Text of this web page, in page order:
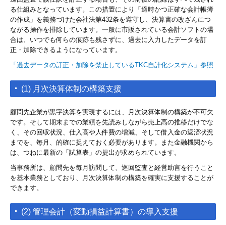
る仕組みとなっています。この措置により「適時かつ正確な会計帳簿
の作成」を義務づけた会社法第432条を遵守し、決算書の改ざんにつ
ながる操作を排除しています。一般に市販されている会計ソフトの場
合は、いつでも何らの痕跡も残さずに、過去に入力したデータを訂
正・加除できるようになっています。
「過去データの訂正・加除を禁止しているTKC自計化システム」参照
(1) 月次決算体制の構築支援
顧問先企業が黒字決算を実現するには、月次決算体制の構築が不可欠
です。そして期末までの業績を先読みしながら売上高の推移だけでな
く、その回収状況、仕入高や人件費の増減、そして借入金の返済状況
までを、毎月、的確に捉えておく必要があります。また金融機関から
は、つねに最新の「試算表」の提出が求められています。
当事務所は、顧問先を毎月訪問して、巡回監査と経営助言を行うこと
を基本業務としており、月次決算体制の構築を確実に支援することが
できます。
(2) 管理会計（変動損益計算書）の導入支援